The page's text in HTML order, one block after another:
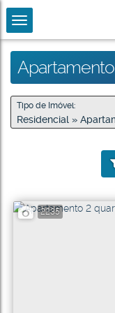
Tipo de Imóvel:
Residencial »
2235